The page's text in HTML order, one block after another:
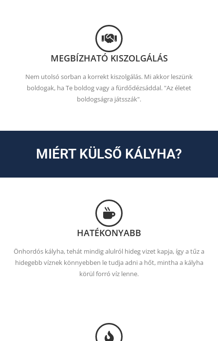
MEGBÍZHATÓ KISZOLGÁLÁS
Nem utolsó sorban a korrekt kiszolgálás. Mi akkor leszünk
boldogak, ha Te boldog vagy a fürdődézsáddal. "Az életet
boldogságra játsszák".
MIÉRT KÜLSŐ KÁLYHA?
HATÉKONYABB
Önhordós kályha, tehát mindig alulról hideg vizet kapja, így a tűz a
hidegebb víznek könnyebben le tudja adni a hőt, mintha a kályha
körül forró víz lenne.